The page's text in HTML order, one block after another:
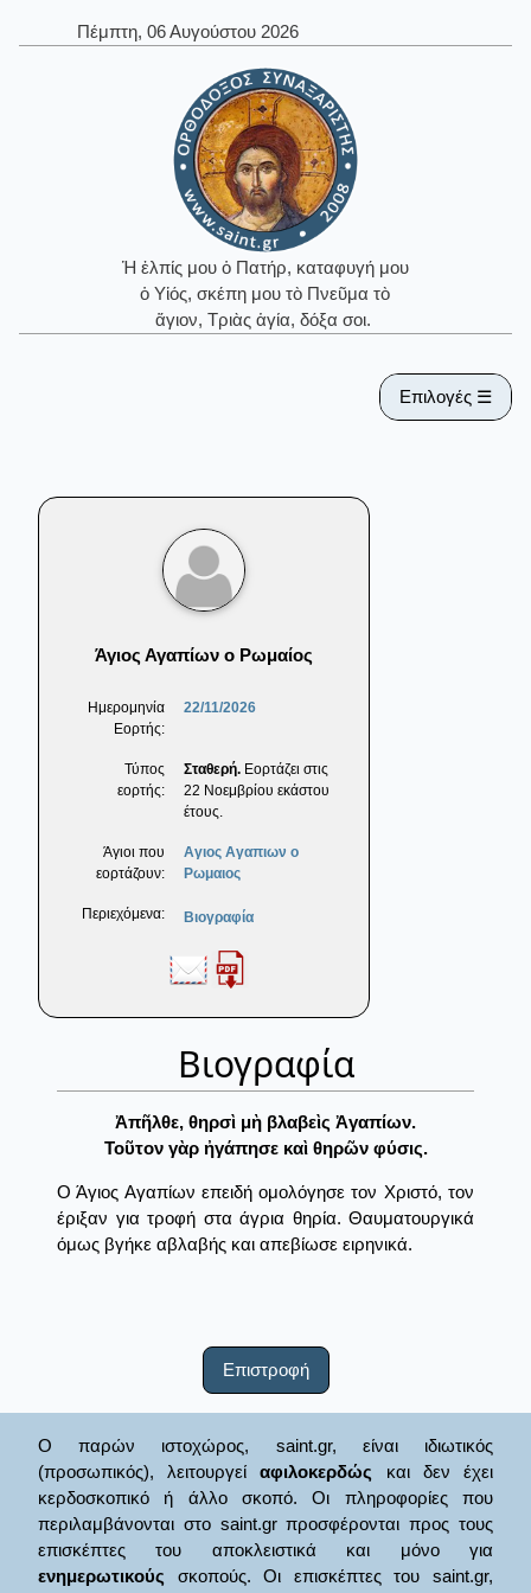
Πέμπτη, 06 Αυγούστου 2026
Ἡ ἐλπίς μου ὁ Πατήρ, καταφυγή μου
ὁ Υἱός, σκέπη μου τὸ Πνεῦμα τὸ
ἅγιον, Τριὰς ἁγία, δόξα σοι.
Επιλογές ☰
Άγιος Αγαπίων ο Ρωμαίος
Ημερομηνία
Εορτής:
22/11/2026
Τύπος
εορτής:
Σταθερή. Εορτάζει στις
22 Νοεμβρίου εκάστου
έτους.
Άγιοι που
εορτάζουν:
Αγιος Αγαπιων ο
Ρωμαιος
Περιεχόμενα: Βιογραφία
Βιογραφία
Ἀπῆλθε, θηρσὶ μὴ βλαβεὶς Ἀγαπίων.
Τοῦτον γὰρ ἠγάπησε καὶ θηρῶν φύσις.
Ο Άγιος Αγαπίων επειδή ομολόγησε τον Χριστό, τον
έριξαν για τροφή στα άγρια θηρία. Θαυματουργικά
όμως βγήκε αβλαβής και απεβίωσε ειρηνικά.
Επιστροφή
Ο παρών ιστοχώρος, saint.gr, είναι ιδιωτικός
(προσωπικός), λειτουργείαφιλοκερδώς και δεν έχει
κερδοσκοπικό ή άλλο σκοπό. Οι πληροφορίες που
περιλαμβάνονται στο saint.gr προσφέρονται προς τους
επισκέπτες του αποκλειστικά και μόνο για
ενημερωτικούς σκοπούς. Οι επισκέπτες του saint.gr,